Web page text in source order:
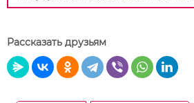
Рассказать друзьям